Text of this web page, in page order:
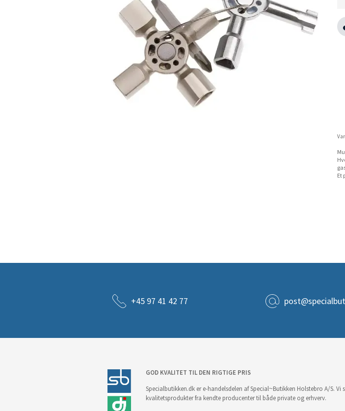
Et
+45 97 41 42 77
GOD KVALITET TIL DEN RIGTIGE PRIS
Specialbutikken.dk er e-handelsdelen af Special~Butikken Holstebro A/S. Vi
kvalitetsprodukter fra kendte producenter til både private og erhverv.